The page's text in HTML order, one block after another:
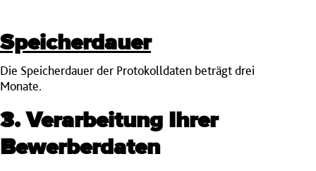
Speicherdauer
Die Speicherdauer der Protokolldaten beträgt drei
Monate.
3. Verarbeitung Ihrer
Bewerberdaten